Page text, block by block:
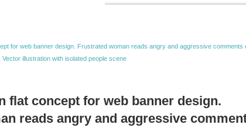
for web banner design. Frustrated woman reads angry and aggressive comments
illustration with isolated people scene
flat concept for web banner design.
reads angry and aggressive